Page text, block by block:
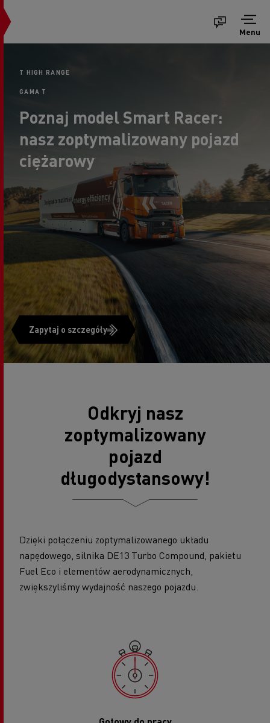
Menu
T HIGH RANGE
GAMA T
Poznaj model Smart Racer:
nasz zoptymalizowany pojazd
ciężarowy
Zapytaj o szczegóły
Odkryj nasz
zoptymalizowany
pojazd
długodystansowy!
Dzięki połączeniu zoptymalizowanego układu
napędowego, silnika DE13 Turbo Compound, pakietu
Fuel Eco i elementów aerodynamicznych,
zwiększyliśmy wydajność naszego pojazdu.